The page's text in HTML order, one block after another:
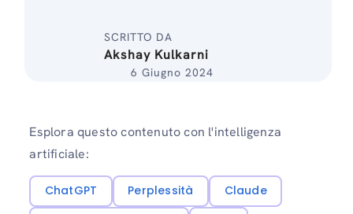
SCRITTO DA
Akshay Kulkarni
6 Giugno 2024
Esplora questo contenuto con l'intelligenza
artificiale:
ChatGPT Perplessità
Claude